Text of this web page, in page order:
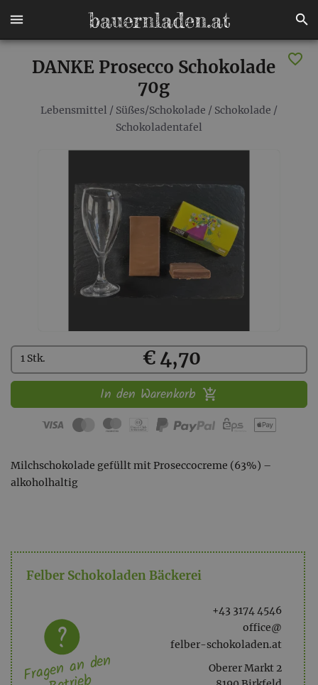
DANKE Prosecco Schokolade
70g
Lebensmittel / Süßes/Schokolade / Schokolade /
Schokoladentafel
Kaufen
1 Stk. € 4,70
In den Warenkorb
Milchschokolade gefüllt mit Proseccocreme (63%) –
alkoholhaltig
Felber Schokoladen Bäckerei
+43 3174 4546
office@
felber-schokoladen.at
Oberer Markt 2
Fragen an den